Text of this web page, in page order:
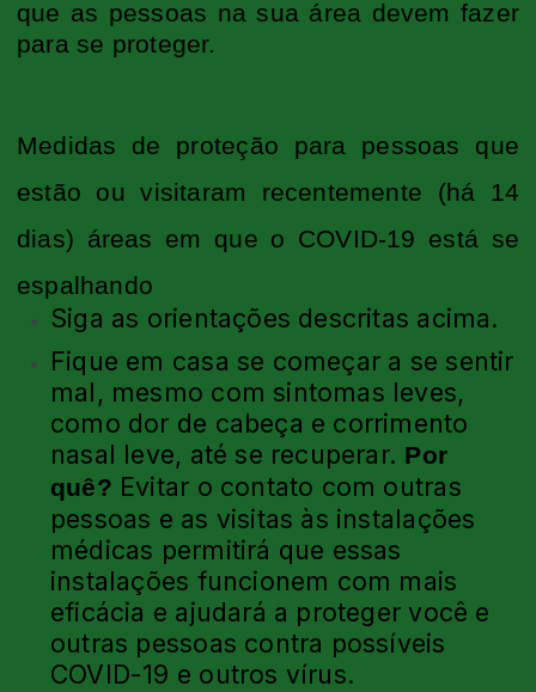
que as pessoas na sua área devem fazer
para se proteger.
Medidas de proteção para pessoas que
estão ou visitaram recentemente (há 14
dias) áreas em que o COVID-19 está se
espalhando
Siga as orientações descritas acima.
Fique em casa se começar a se sentir
mal, mesmo com sintomas leves,
como dor de cabeça e corrimento
nasal leve, até se recuperar. Por
quê? Evitar o contato com outras
pessoas e as visitas às instalações
médicas permitirá que essas
instalações funcionem com mais
eficácia e ajudará a proteger você e
outras pessoas contra possíveis
COVID-19 e outros vírus.